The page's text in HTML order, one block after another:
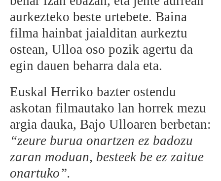
aurkezteko beste urtebete. Baina
filma hainbat jaialditan aurkeztu
ostean, Ulloa oso pozik agertu da
egin dauen beharra dala eta.
Euskal Herriko bazter ostendu
askotan filmautako lan horrek mezu
argia dauka, Bajo Ulloaren berbetan:
“zeure burua onartzen ez badozu
zaran moduan, besteek be ez zaitue
onartuko”.